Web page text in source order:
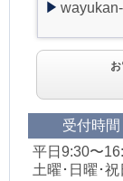
受付時間
平日9:30〜
土曜･日曜･